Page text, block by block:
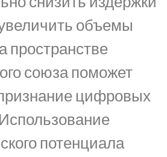
объемы
пространстве
союза поможет
цифровых
потенциала